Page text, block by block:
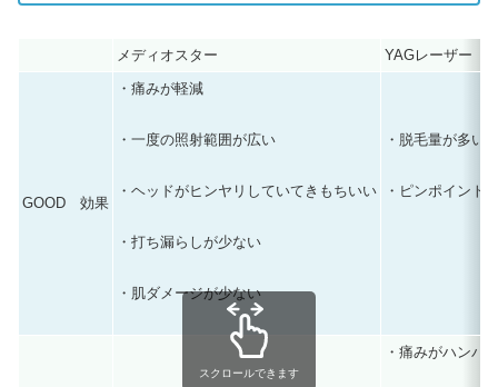
メディオスター YAGレーザー
GOOD 効果
・痛みが軽減
・一度の照射範囲が広い
・ヘッドがヒンヤリしていてきもちいい
・打ち漏らしが少ない
・肌ダメージが少ない
・脱毛量が多い
・ピンポイント
・痛みがハンパ
スクロールできます